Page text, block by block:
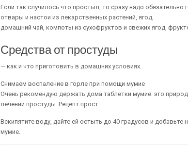
Если так случилось что простыл, то сразу надо обязательно
отвары и настои из лекарственных растений, ягод,
домашний чай, компоты из сухофруктов и свежих ягод,
Средства от простуды
— как и что приготовить в домашних условиях.
Снимаем воспаление в горле при помощи мумие
Очень рекомендую держать дома таблетки мумие: это
лечении простуды. Рецепт прост.
Вскипятите воду, дайте ей остыть до 40 градусов и добавьте
мумие.